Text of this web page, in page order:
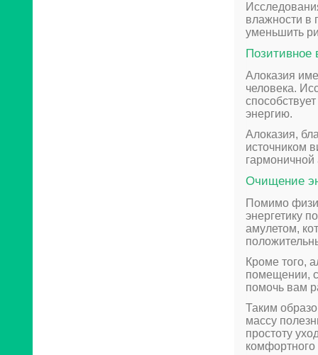
влажности в
уменьшить
Позитивное
Алоказия
человека.
энергию.
Алоказия,
источником
Очищение
Помимо
энергетику
амулетом,
Кроме того,
помещении,
помочь вам
Таким
массу
простоту
комфортного